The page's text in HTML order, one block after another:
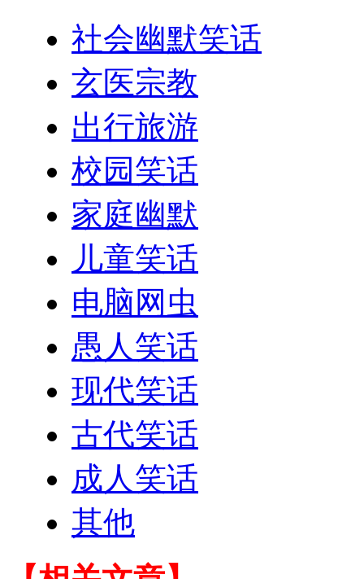
社会幽默笑话
玄医宗教
出行旅游
校园笑话
家庭幽默
儿童笑话
电脑网虫
愚人笑话
现代笑话
古代笑话
成人笑话
其他